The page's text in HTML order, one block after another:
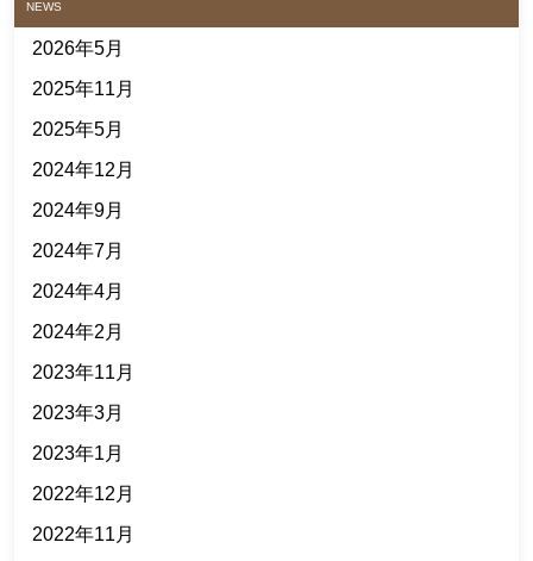
NEWS
2026年5月
2025年11月
2025年5月
2024年12月
2024年9月
2024年7月
2024年4月
2024年2月
2023年11月
2023年3月
2023年1月
2022年12月
2022年11月